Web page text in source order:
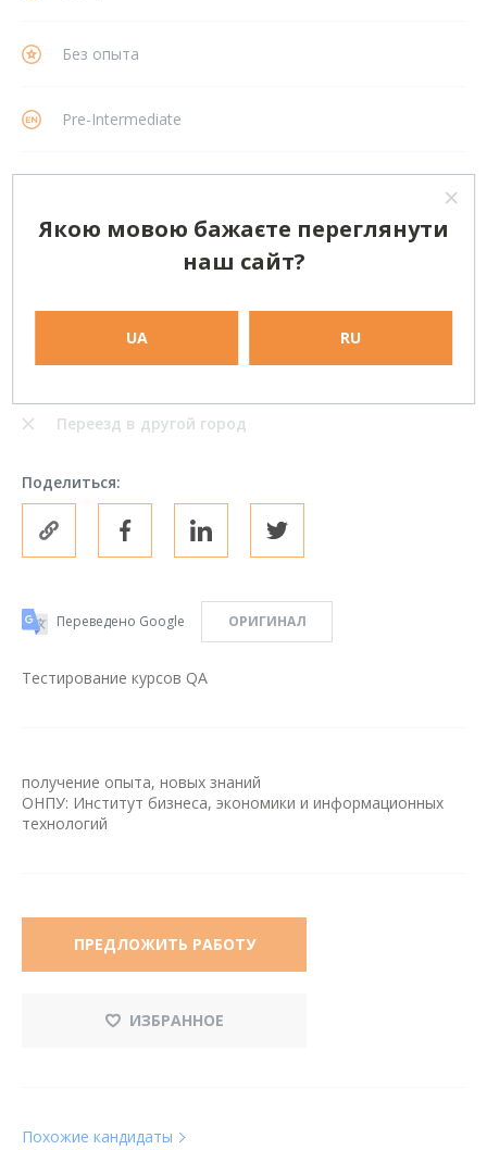
Без опыта
Pre-Intermediate
Работа в офисе на полный рабочий день
Удаленная работа (полный рабочий день)
Переезд в другой город
Поделиться:
Переведено Google ОРИГИНАЛ
Тестирование курсов QA
получение опыта, новых знаний
ОНПУ: Институт бизнеса, экономики и информационных
технологий
ПРЕДЛОЖИТЬ РАБОТУ
ИЗБРАННОЕ
Похожие кандидаты
Якою мовою бажаєте переглянути
наш сайт?
UA RU